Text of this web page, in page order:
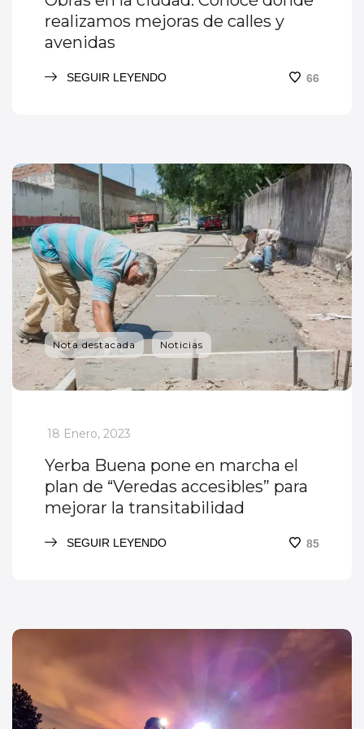
realizamos mejoras de calles y
avenidas
SEGUIR LEYENDO 66
Nota destacada Noticias
_
18 Enero, 2023
Yerba Buena pone en marcha el
plan de “Veredas accesibles” para
mejorar la transitabilidad
SEGUIR LEYENDO 85